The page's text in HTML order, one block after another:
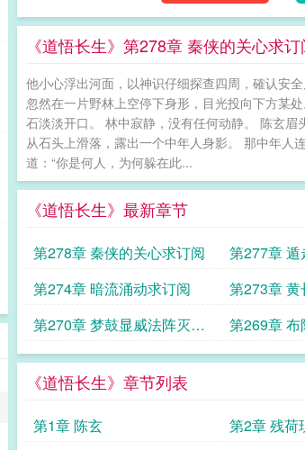
《道悟长生》第278章 秦侠的关心求订
他小心浮出河面，以神识仔细探查四周，確认安
忽然在一片野林上空停下身形，目光投向下方某
石淡淡开口。 林中寂静，没有任何动静。 陈玄
从石头上滑落，露出一个中年人身影。 那中年人
道：“你是何人，为何躲在此...
《道悟长生》最新章节
第278章 秦侠的关心求订阅 第277章 遁
第274章 暗流涌动求订阅
第273章
阅
第270章 梦鼓显威法阵灭敌
求订阅
第269章
《道悟长生》章节列表
第1章 陈玄 第2章 残荷